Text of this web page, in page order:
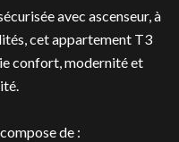
avec ascenseur, à
cet appartement T3
confort, modernité et
de :